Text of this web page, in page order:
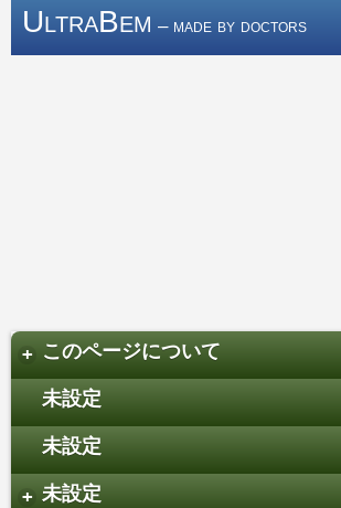
UltraBem – made by doctors
+ このページについて
未設定
未設定
+ 未設定